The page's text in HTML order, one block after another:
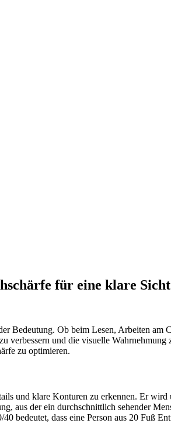
für eine klare Sicht
Bedeutung. Ob beim Lesen, Arbeiten
verbessern und die visuelle
zu optimieren.
und klare Konturen zu erkennen. Er
aus der ein durchschnittlich sehender
bedeutet, dass eine Person aus 20 Fuß